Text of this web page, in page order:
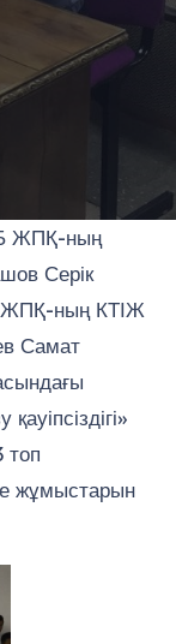
ЖПҚ-ның
Серік
ЖПҚ-ның КТІЖ
Самат
топ
жұмыстарын